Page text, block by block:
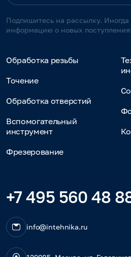
Подпишитесь на рассылку.
информацию о новых
Обработка резьбы
Точение
Обработка отверстий
Вспомогательный
инструмент
Фрезерование
+7 495 560 48
info@intehnika.ru